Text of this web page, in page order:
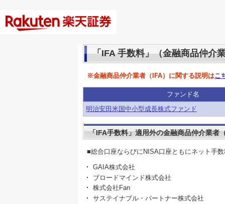
「IFA 手数料」（金融商品仲介
※金融商品仲介業者（IFA）に関する説明はこ
ファンド名
明治安田米国中小型成長株式ファンド
「IFA手数料」適用外の金融商品仲介業者
■総合口座ならびにNISA口座ともにネット手
GAIA株式会社
ブロードマインド株式会社
株式会社Fan
サステイナブル・パートナー株式会社